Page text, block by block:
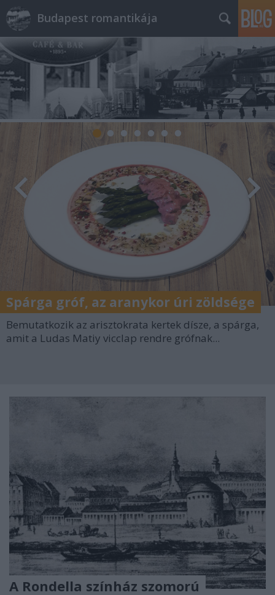
Budapest romantikája
Spárga gróf, az aranykor úri zöldsége
Bemutatkozik az arisztokrata kertek dísze, a spárga,
amit a Ludas Matiy vicclap rendre grófnak...
A Rondella színház szomorú